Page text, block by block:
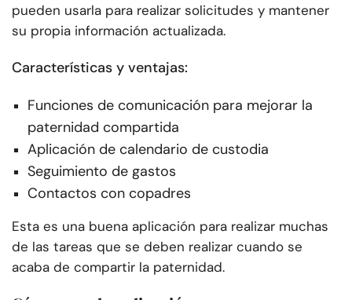
pueden usarla para realizar solicitudes y mantener
su propia información actualizada.
Características y ventajas:
Funciones de comunicación para mejorar la
paternidad compartida
Aplicación de calendario de custodia
Seguimiento de gastos
Contactos con copadres
Esta es una buena aplicación para realizar muchas
de las tareas que se deben realizar cuando se
acaba de compartir la paternidad.